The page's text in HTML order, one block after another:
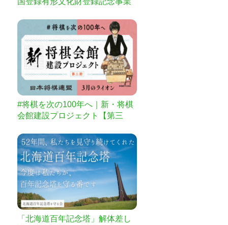
#将棋を次の100年へ｜新・将棋
会館建設プロジェクト【第三
「北海道百年記念塔」解体差し